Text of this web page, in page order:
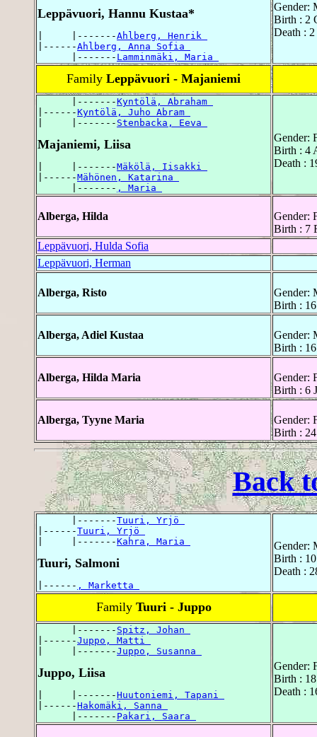
Leppävuori, Hannu Kustaa*
|     |-------Ahlberg, Henrik
|------Ahlberg, Anna Sofia
      |-------
Lamminmäki, Maria
Gender:
Birth : 2
Death :
Family Leppävuori - Majaniemi
      |-------
Kyntölä, Abraham
|------Kyntölä, Juho Abram
|     |------- Stenbacka, Eeva
Majaniemi, Liisa
|     |-------Mäkölä, Iisakki
|------Mähönen, Katarina
      |-------
, Maria
Gender:
Birth : 4
Death :
Alberga, Hilda
Gender:
Birth : 7
Leppävuori, Hulda Sofia
Leppävuori, Herman
Alberga, Risto
Gender:
Birth :
Alberga, Adiel Kustaa
Gender:
Birth :
Alberga, Hilda Maria
Gender:
Birth : 6
Alberga, Tyyne Maria
Gender:
Birth :
Back
      |-------
Tuuri, Yrjö
|------Tuuri, Yrjö
|     |-------Kahra, Maria
Tuuri, Salmoni
|------ , Marketta
Gender:
Birth :
Death :
Family Tuuri - Juppo
      |-------
Spitz, Johan
|------Juppo, Matti
|     |-------Juppo, Susanna
Juppo, Liisa
|     |-------Huutoniemi, Tapani
|------Hakomäki, Sanna
      |-------
Pakari, Saara
Gender:
Birth :
Death :